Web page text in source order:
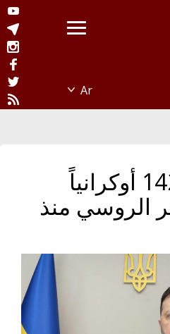
زيلينسكي: 1429 أوكرانياً
الروسي منذ